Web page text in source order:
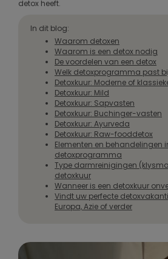
detox heeft.
In dit blog:
Waarom detoxen
Waarom is een detox nodig
De voordelen van een detox
Welk detoxprogramma past
Detoxkuur: Moderne of
Detoxkuur: Mild
Detoxkuur: Sapvasten
Detoxkuur: Buchinger-vasten
Detoxkuur: Ayurveda
Detoxkuur: Raw-fooddetox
Elementen en behandelingen
detoxprogramma
Type darmreinigingen
detoxkuur
Wanneer is een detoxkuur
Vindt uw perfecte
Europa, Azie of verder